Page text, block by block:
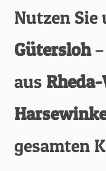
Nutzen Sie
Gütersloh–
aus
gesamten